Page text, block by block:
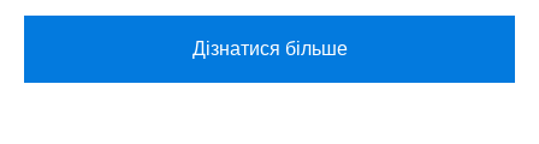
Дізнатися більше